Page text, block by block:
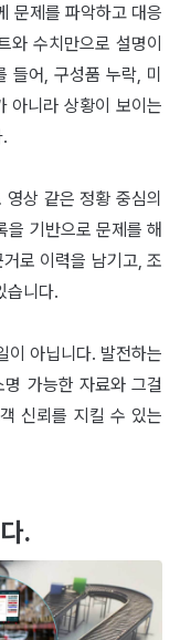
문제를 파악하고 대응
와 수치만으로 설명이
들어, 구성품 누락, 미
아니라 상황이 보이는
상 같은 정황 중심의
을 기반으로 문제를 해
로 이력을 남기고, 조
습니다.
이 아닙니다. 발전하는
가능한 자료와 그걸
신뢰를 지킬 수 있는
.